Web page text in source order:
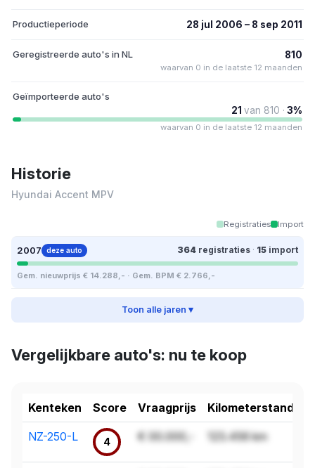
Productieperiode 28 jul 2006 – 8 sep 2011
Geregistreerde auto's in NL 810
waarvan 0 in de laatste 12 maanden
Geïmporteerde auto's
21 van 810 · 3%
waarvan 0 in de laatste 12 maanden
Historie
Hyundai Accent MPV
Registraties Import
2007 deze auto 364 registraties · 15 import
Gem. nieuwprijs € 14.288,- · Gem. BPM € 2.766,-
Toon alle jaren ▾
Vergelijkbare auto's: nu te koop
Kenteken Score Vraagprijs Kilometerstand
NZ-250-L 4 € 00.000,- 123.456 km